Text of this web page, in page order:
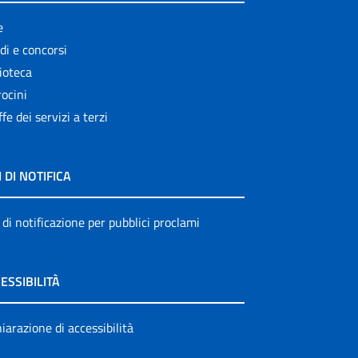
e concorsi
dei servizi a terzi
DI NOTIFICA
notificazione per pubblici proclami
di accessibilità